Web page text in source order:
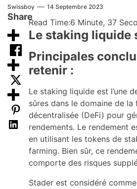
Swissboy 14 Septembre 2023
Share
Read Time:6 Minute, 37
Le staking liquide
Principales
retenir :
Le staking liquide est l’une
sûres dans le domaine de la
décentralisée (DeFi) pour
rendements. Le rendement
en utilisant les tokens de
farming. Bien sûr, ce
comporte des risques
Stader est considéré